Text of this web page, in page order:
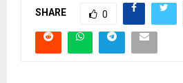
SHARE 0